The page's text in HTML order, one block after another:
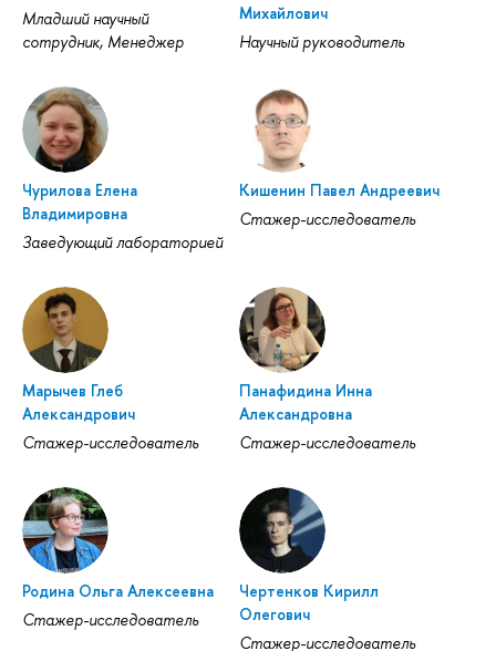
Младший научный
сотрудник, Менеджер
Михайлович
Научный руководитель
Чурилова Елена
Владимировна
Заведующий лабораторией
Кишенин Павел Андреевич
Стажер-исследователь
Марычев Глеб
Александрович
Стажер-исследователь
Панафидина Инна
Александровна
Стажер-исследователь
Родина Ольга Алексеевна
Стажер-исследователь
Чертенков Кирилл
Олегович
Стажер-исследователь